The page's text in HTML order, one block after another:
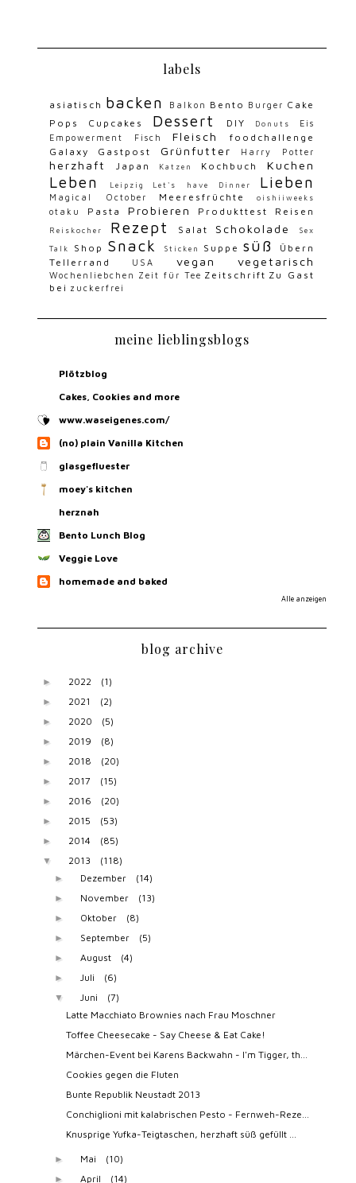
labels
asiatisch backen Balkon Bento Burger Cake
Pops
Cupcakes Dessert DIY Donuts
Eis
Empowerment
Fisch Fleisch
foodchallenge
Galaxy
Gastpost Grünfutter Harry Potter
herzhaft Japan Katzen Kochbuch Kuchen
Leben Leipzig Let's have Dinner Lieben
Magical October Meeresfrüchte oishiiweeks
otaku Pasta Probieren Produkttest Reisen
Reiskocher Rezept Salat Schokolade Sex
Talk Shop Snack Sticken Suppe süß
Übern
Tellerrand
USA vegan vegetarisch
Wochenliebchen Zeit für Tee Zeitschrift Zu Gast
bei zuckerfrei
meine lieblingsblogs
Plötzblog
Cakes, Cookies and more
www.waseigenes.com/
(no) plain Vanilla Kitchen
glasgefluester
moey's kitchen
herznah
Bento Lunch Blog
Veggie Love
homemade and baked
Alle anzeigen
blog archive
► 2022 (1)
► 2021 (2)
► 2020 (5)
► 2019 (8)
► 2018 (20)
► 2017 (15)
► 2016 (20)
► 2015 (53)
► 2014 (85)
▼ 2013 (118)
► Dezember (14)
► November (13)
► Oktober (8)
► September (5)
► August (4)
► Juli (6)
▼ Juni
(7)
Latte Macchiato Brownies nach Frau Moschner
Toffee Cheesecake - Say Cheese & Eat Cake!
Märchen-Event bei Karens Backwahn - I'm Tigger, th...
Cookies gegen die Fluten
Bunte Republik Neustadt 2013
Conchiglioni mit kalabrischen Pesto - Fernweh-Reze...
Knusprige Yufka-Teigtaschen, herzhaft süß gefüllt ...
► Mai (10)
► April (14)